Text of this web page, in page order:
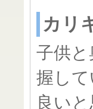
カリ
子供
握し
良いと